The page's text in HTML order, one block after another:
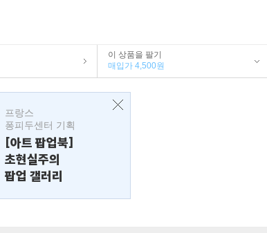
이 상품을 팔기
매입가 4,500원
프랑스
퐁피두센터 기획
[아트 팝업북]
초현실주의
팝업 갤러리